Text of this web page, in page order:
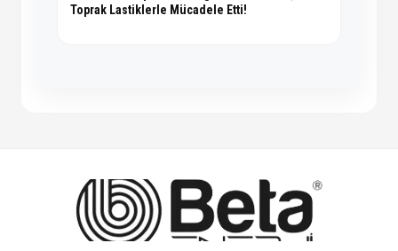
Toprak Lastiklerle Mücadele Etti!